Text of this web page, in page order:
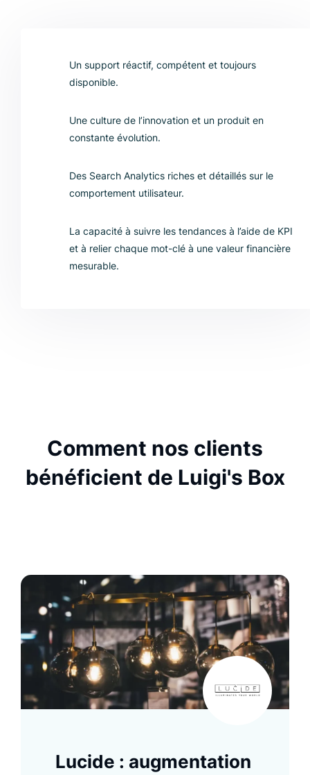
Un support réactif, compétent et toujours
disponible.
Une culture de l’innovation et un produit en
constante évolution.
Des Search Analytics riches et détaillés sur le
comportement utilisateur.
La capacité à suivre les tendances à l’aide de KPI
et à relier chaque mot-clé à une valeur financière
mesurable.
Comment nos clients
bénéficient de Luigi's Box
Lucide : augmentation